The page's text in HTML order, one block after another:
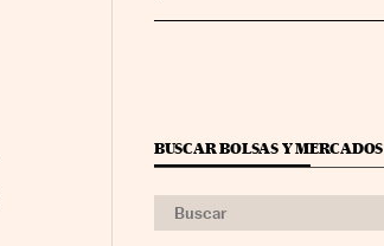
BUSCAR BOLSAS Y MERCADOS